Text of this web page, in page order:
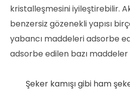
kristalleşmesini iyileştirebilir.
benzersiz gözenekli yapısı
yabancı maddeleri adsorbe
adsorbe edilen bazı maddeler
Şeker kamışı gibi ham